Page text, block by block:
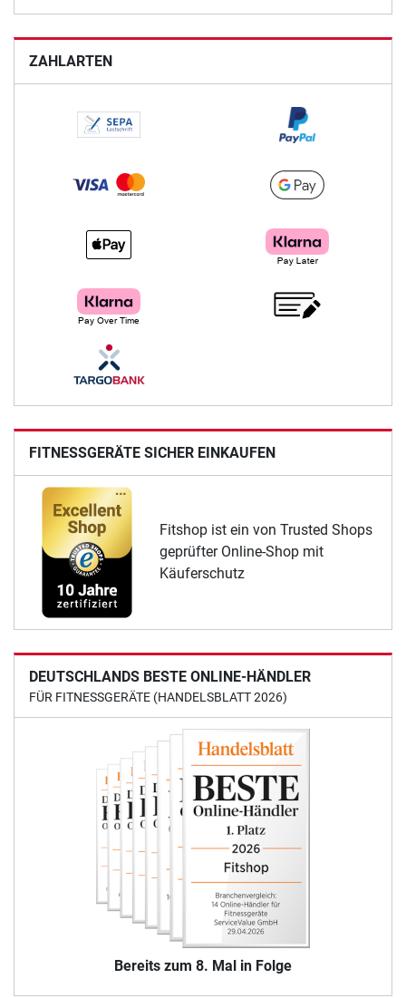
ZAHLARTEN
FITNESSGERÄTE SICHER EINKAUFEN
Fitshop ist ein von Trusted Shops
geprüfter Online-Shop mit
Käuferschutz
DEUTSCHLANDS BESTE ONLINE-HÄNDLER
FÜR FITNESSGERÄTE (HANDELSBLATT 2026)
Bereits zum 8. Mal in Folge